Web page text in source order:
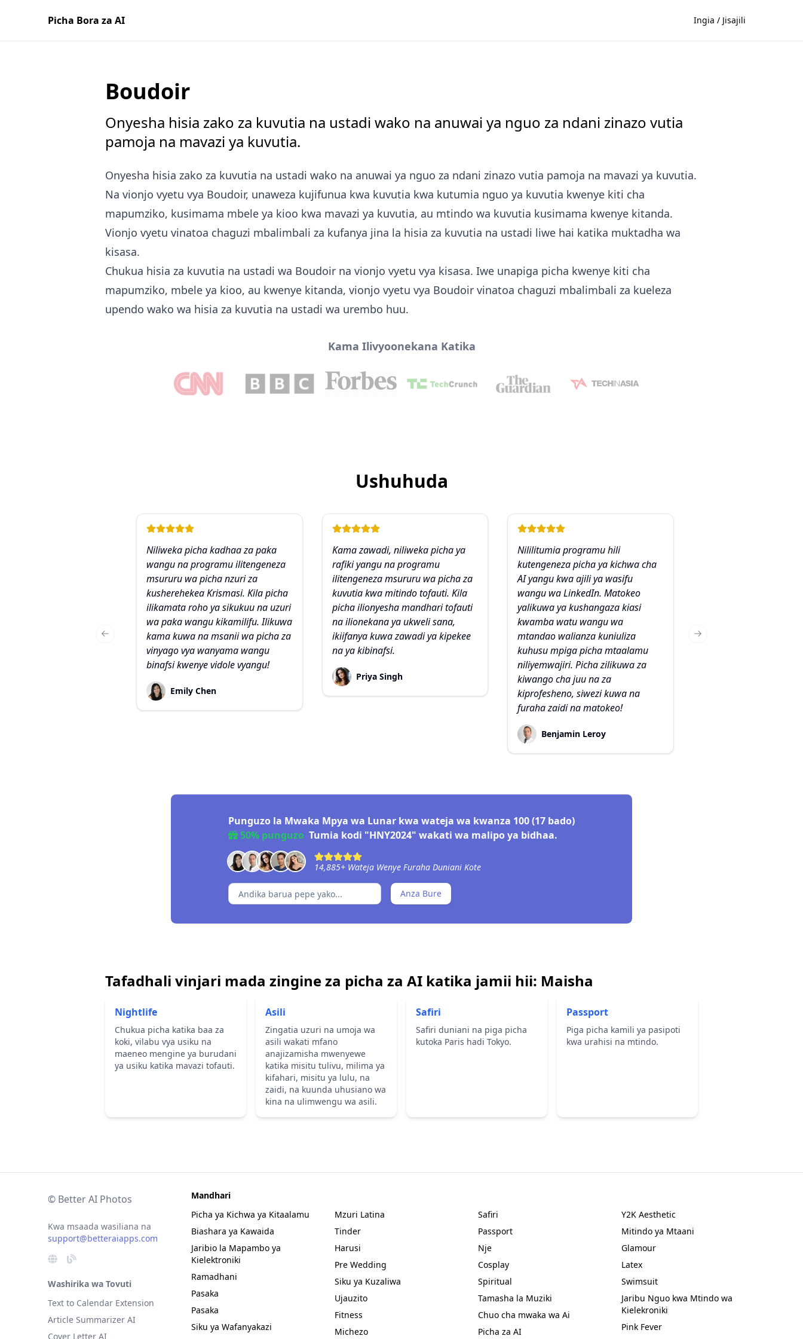
Picha Bora za AI Ingia / Jisajili
Boudoir
Onyesha hisia zako za kuvutia na ustadi wako na anuwai ya nguo za ndani zinazo vutia
pamoja na mavazi ya kuvutia.
Onyesha hisia zako za kuvutia na ustadi wako na anuwai ya nguo za ndani zinazo vutia pamoja na mavazi ya kuvutia.
Na vionjo vyetu vya Boudoir, unaweza kujifunua kwa kuvutia kwa kutumia nguo ya kuvutia kwenye kiti cha
mapumziko, kusimama mbele ya kioo kwa mavazi ya kuvutia, au mtindo wa kuvutia kusimama kwenye kitanda.
Vionjo vyetu vinatoa chaguzi mbalimbali za kufanya jina la hisia za kuvutia na ustadi liwe hai katika muktadha wa
kisasa.
Chukua hisia za kuvutia na ustadi wa Boudoir na vionjo vyetu vya kisasa. Iwe unapiga picha kwenye kiti cha
mapumziko, mbele ya kioo, au kwenye kitanda, vionjo vyetu vya Boudoir vinatoa chaguzi mbalimbali za kueleza
upendo wako wa hisia za kuvutia na ustadi wa urembo huu.
Kama Ilivyoonekana Katika
Ushuhuda
Niliweka picha kadhaa za paka
wangu na programu ilitengeneza
msururu wa picha nzuri za
kusherehekea Krismasi. Kila picha
ilikamata roho ya sikukuu na uzuri
wa paka wangu kikamilifu. Ilikuwa
kama kuwa na msanii wa picha za
vinyago vya wanyama wangu
binafsi kwenye vidole vyangu!
Emily Chen
Kama zawadi, niliweka picha ya
rafiki yangu na programu
ilitengeneza msururu wa picha za
kuvutia kwa mitindo tofauti. Kila
picha ilionyesha mandhari tofauti
na ilionekana ya ukweli sana,
ikiifanya kuwa zawadi ya kipekee
na ya kibinafsi.
Priya Singh
Nililitumia programu hili
kutengeneza picha ya kichwa cha
AI yangu kwa ajili ya wasifu
wangu wa LinkedIn. Matokeo
yalikuwa ya kushangaza kiasi
kwamba watu wangu wa
mtandao walianza kuniuliza
kuhusu mpiga picha mtaalamu
niliyemwajiri. Picha zilikuwa za
kiwango cha juu na za
kiprofesheno, siwezi kuwa na
furaha zaidi na matokeo!
Benjamin Leroy
Previous slide Next slide
Punguzo la Mwaka Mpya wa Lunar kwa wateja wa kwanza 100 (17 bado)
50% punguzo Tumia kodi "HNY2024" wakati wa malipo ya bidhaa.
14,885+ Wateja Wenye Furaha Duniani Kote
Anza Bure
Tafadhali vinjari mada zingine za picha za AI katika jamii hii: Maisha
Nightlife
Chukua picha katika baa za
koki, vilabu vya usiku na
maeneo mengine ya burudani
ya usiku katika mavazi tofauti.
Asili
Zingatia uzuri na umoja wa
asili wakati mfano
anajizamisha mwenyewe
katika misitu tulivu, milima ya
kifahari, misitu ya lulu, na
zaidi, na kuunda uhusiano wa
kina na ulimwengu wa asili.
Safiri
Safiri duniani na piga picha
kutoka Paris hadi Tokyo.
Passport
Piga picha kamili ya pasipoti
kwa urahisi na mtindo.
© Better AI Photos
Kwa msaada wasiliana na
support@betteraiapps.com
Washirika wa Tovuti
Text to Calendar Extension
Article Summarizer AI
Cover Letter AI
Mandhari
Picha ya Kichwa ya Kitaalamu
Biashara ya Kawaida
Jaribio la Mapambo ya
Kielektroniki
Ramadhani
Pasaka
Pasaka
Siku ya Wafanyakazi
Mzuri Latina
Tinder
Harusi
Pre Wedding
Siku ya Kuzaliwa
Ujauzito
Fitness
Michezo
Safiri
Passport
Nje
Cosplay
Spiritual
Tamasha la Muziki
Chuo cha mwaka wa Ai
Picha za AI
Y2K Aesthetic
Mitindo ya Mtaani
Glamour
Latex
Swimsuit
Jaribu Nguo kwa Mtindo wa
Kielekroniki
Pink Fever